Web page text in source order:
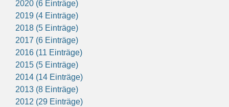
2020 (6 Einträge)
2019 (4 Einträge)
2018 (5 Einträge)
2017 (6 Einträge)
2016 (11 Einträge)
2015 (5 Einträge)
2014 (14 Einträge)
2013 (8 Einträge)
2012 (29 Einträge)